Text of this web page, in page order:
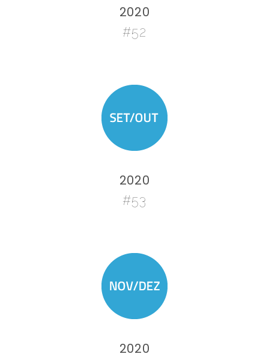
2020
#52
2020
#53
2020